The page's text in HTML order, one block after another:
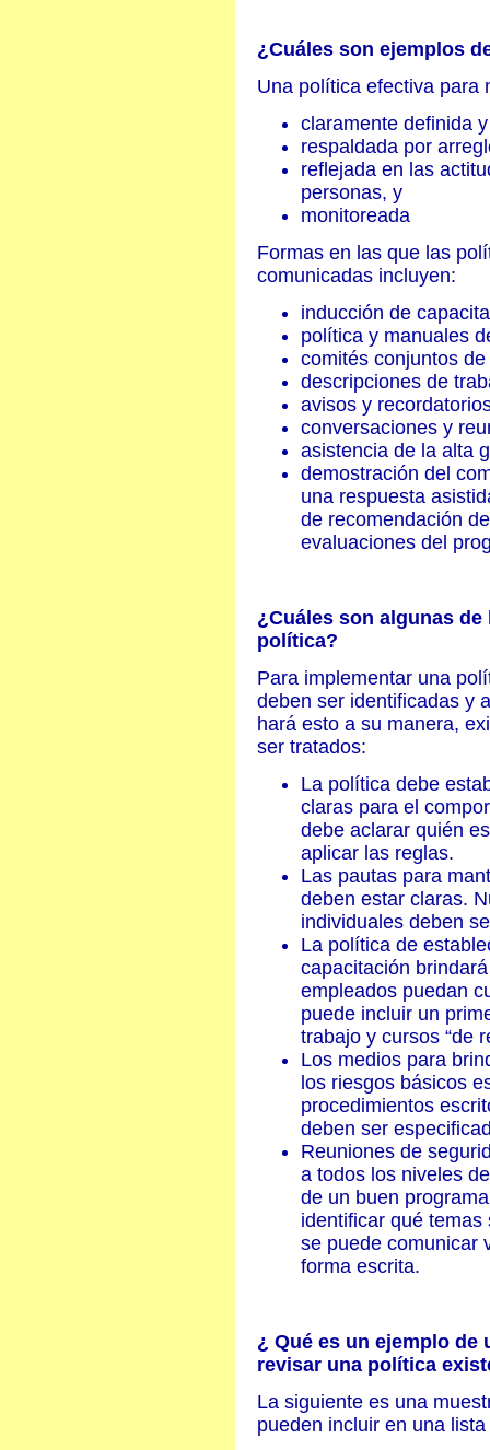
¿Cuáles son ejemplos
Una política efectiva para
claramente definida
respaldada por
reflejada en las
personas, y
monitoreada
Formas en las que las
comunicadas incluyen:
inducción de
política y manuales
comités conjuntos
descripciones de
avisos y
conversaciones y
asistencia de la alta
demostración del
una respuesta
de recomendación
evaluaciones del
¿Cuáles son algunas
política?
Para implementar una
deben ser identificadas y
hará esto a su manera,
ser tratados:
La política debe
claras para el
debe aclarar quién
aplicar las reglas.
Las pautas para
deben estar claras.
individuales deben
La política de
capacitación
empleados puedan
puede incluir un
trabajo y cursos “de
Los medios para
los riesgos básicos
procedimientos
deben ser
Reuniones de
a todos los niveles
de un buen
identificar qué
se puede comunicar
forma escrita.
¿ Qué es un ejemplo
revisar una política
La siguiente es una
pueden incluir en una